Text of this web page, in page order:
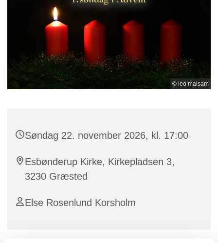
© leo malsam
Søndag 22. november 2026, kl. 17:00
Esbønderup Kirke, Kirkepladsen 3,
3230 Græsted
Else Rosenlund Korsholm